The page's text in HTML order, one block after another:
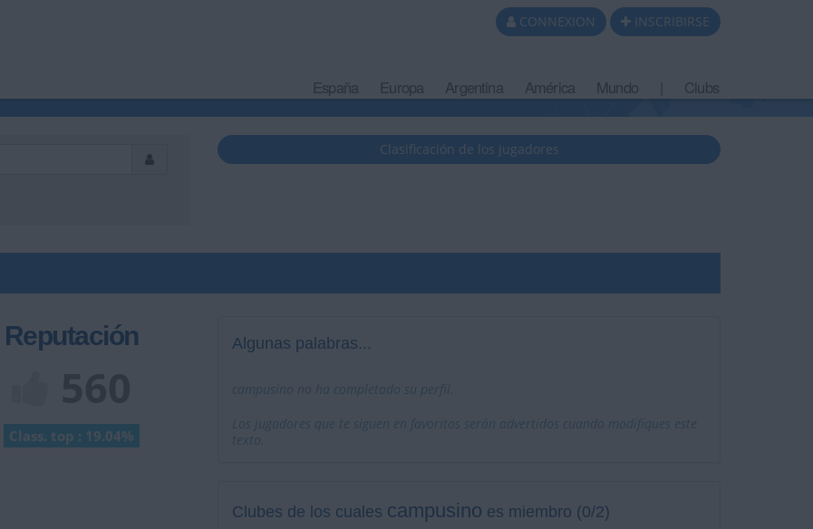
CONNEXION INSCRIBIRSE
España Europa Argentina América Mundo Clubs
Clasificación de los jugadores
Reputación
Class. top : 19.04%
Algunas palabras...
campusino no ha completado su perfil.
Los jugadores que te siguen en favoritos serán advertidos cuando modifiques este
texto.
Clubes de los cuales campusino es miembro (0/2)